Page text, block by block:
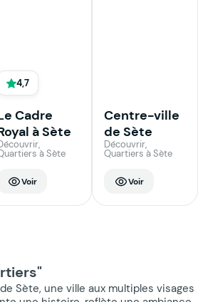
4,7
Cadre
à Sète
à Sète
Voir
Centre-ville
de Sète
Découvrir,
Quartiers à Sète
Voir
Sète, une ville aux multiples visages